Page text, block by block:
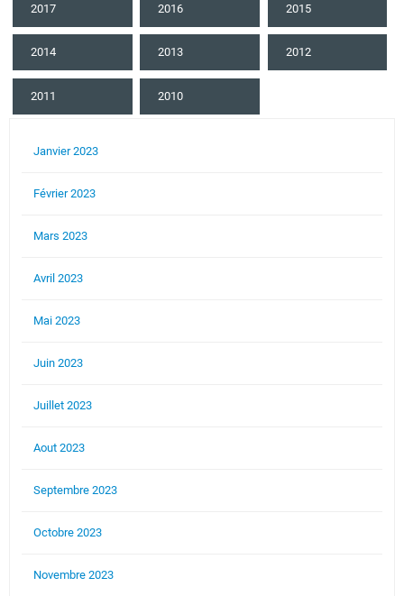
2017 2016 2015
2014 2013 2012
2011 2010
Janvier 2023
Février 2023
Mars 2023
Avril 2023
Mai 2023
Juin 2023
Juillet 2023
Aout 2023
Septembre 2023
Octobre 2023
Novembre 2023